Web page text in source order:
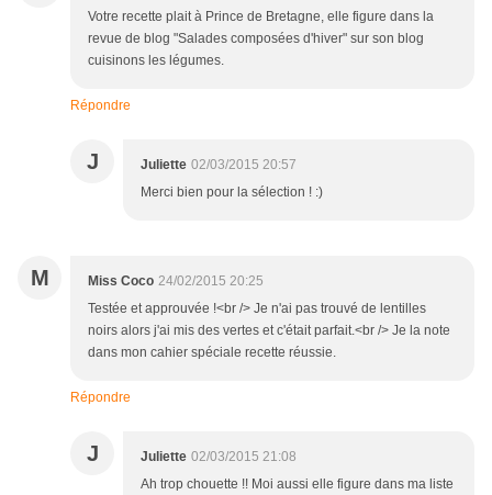
Votre recette plait à Prince de Bretagne, elle figure dans la
revue de blog "Salades composées d'hiver" sur son blog
cuisinons les légumes.
Répondre
J Juliette 02/03/2015 20:57
Merci bien pour la sélection ! :)
M Miss Coco 24/02/2015 20:25
Testée et approuvée !<br /> Je n'ai pas trouvé de lentilles
noirs alors j'ai mis des vertes et c'était parfait.<br /> Je la note
dans mon cahier spéciale recette réussie.
Répondre
J Juliette 02/03/2015 21:08
Ah trop chouette !! Moi aussi elle figure dans ma liste